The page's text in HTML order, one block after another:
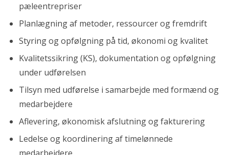
pæleentrepriser
Planlægning af metoder, ressourcer og fremdrift
Styring og opfølgning på tid, økonomi og kvalitet
Kvalitetssikring (KS), dokumentation og opfølgning
under udførelsen
Tilsyn med udførelse i samarbejde med formænd og
medarbejdere
Aflevering, økonomisk afslutning og fakturering
Ledelse og koordinering af timelønnede